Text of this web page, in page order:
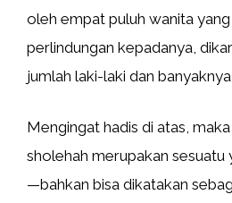
oleh empat puluh wanita
perlindungan kepadanya,
jumlah laki-laki dan banyaknya
Mengingat hadis di atas,
sholehah merupakan sesuatu
—bahkan bisa dikatakan